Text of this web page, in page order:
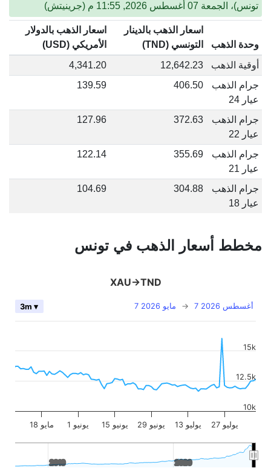
تونس)، الجمعة 07 أغسطس 2026, 11:55 م (جرينيتش)
وحدة الذهب
اسعار الذهب بالدينار
التونسي (TND)
اسعار الذهب بالدولار
الأمريكي (USD)
أوقية الذهب
12,642.23
4,341.20
جرام الذهب
عيار 24
406.50
139.59
جرام الذهب
عيار 22
372.63
127.96
جرام الذهب
عيار 21
355.69
122.14
جرام الذهب
عيار 18
304.88
104.69
مخطط أسعار الذهب في تونس
XAU->TND
7 مايو 2026 → 7 أغسطس 2026 3m ▾
18 مايو 1 يونيو 15 يونيو 29 يونيو 13 يوليو 27 يوليو
2010
2010 2020
2020
10k
12.5k
15k